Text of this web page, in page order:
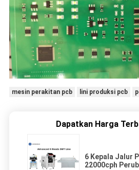
mesin perakitan pcb lini produksi pcb
Dapatkan Harga
6 Kepala Jalur
22000cph